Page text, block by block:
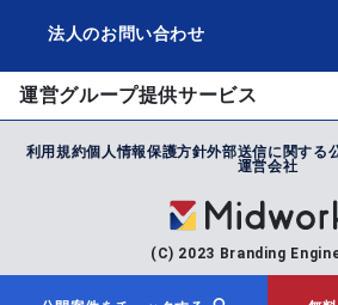
法人のお問い合わせ
運営グループ提供サービス
利用規約個人情報保護方針外部送信に関する
運営会社
(C) 2023 Branding